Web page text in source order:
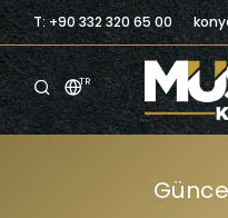
T: +90 332 320 65 00
TR
ANASAYFA